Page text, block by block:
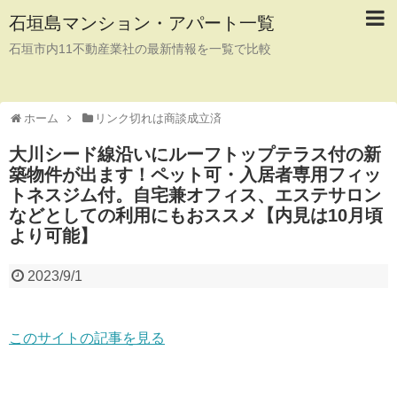
石垣島マンション・アパート一覧
石垣市内11不動産業社の最新情報を一覧で比較
ホーム リンク切れは商談成立済
大川シード線沿いにルーフトップテラス付の新
築物件が出ます！ペット可・入居者専用フィッ
トネスジム付。自宅兼オフィス、エステサロン
などとしての利用にもおススメ【内見は10月頃
より可能】
2023/9/1
このサイトの記事を見る